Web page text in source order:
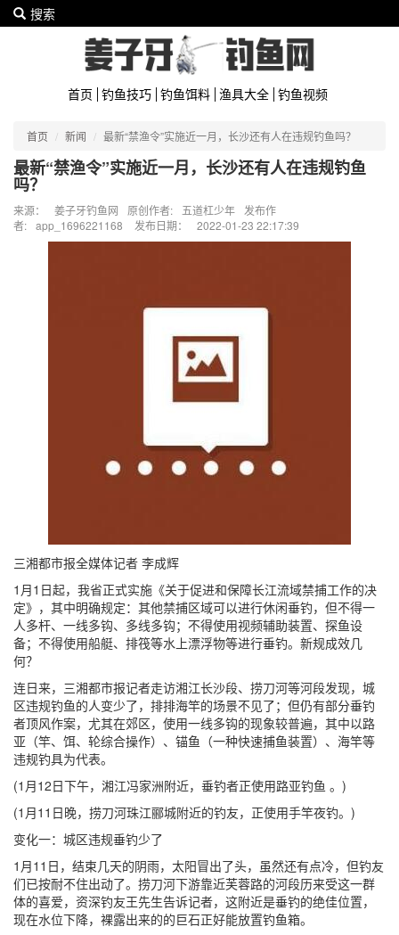
搜索
首页 钓鱼技巧 钓鱼饵料 渔具大全 钓鱼视频
首页 新闻 最新“禁渔令”实施近一月，长沙还有人在违规钓鱼吗？
最新“禁渔令”实施近一月，长沙还有人在违规钓鱼
吗？
来源： 姜子牙钓鱼网 原创作者: 五道杠少年
发布作
者: app_1696221168 发布日期： 2022-01-23 22:17:39
三湘都市报全媒体记者 李成辉
1月1日起，我省正式实施《关于促进和保障长江流域禁捕工作的决
定》，其中明确规定：其他禁捕区域可以进行休闲垂钓，但不得一
人多杆、一线多钩、多线多钩；不得使用视频辅助装置、探鱼设
备；不得使用船艇、排筏等水上漂浮物等进行垂钓。新规成效几
何？
连日来，三湘都市报记者走访湘江长沙段、捞刀河等河段发现，城
区违规钓鱼的人变少了，排排海竿的场景不见了；但仍有部分垂钓
者顶风作案，尤其在郊区，使用一线多钩的现象较普遍，其中以路
亚（竿、饵、轮综合操作）、锚鱼（一种快速捕鱼装置）、海竿等
违规钓具为代表。
(1月12日下午，湘江冯家洲附近，垂钓者正使用路亚钓鱼 。)
(1月11日晚，捞刀河珠江郦城附近的钓友，正使用手竿夜钓。)
变化一：城区违规垂钓少了
1月11日，结束几天的阴雨，太阳冒出了头，虽然还有点冷，但钓友
们已按耐不住出动了。捞刀河下游靠近芙蓉路的河段历来受这一群
体的喜爱，资深钓友王先生告诉记者，这附近是垂钓的绝佳位置，
现在水位下降，裸露出来的的巨石正好能放置钓鱼箱。